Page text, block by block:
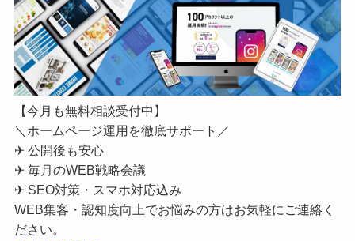
【今月も無料相談受付中】
＼ホームページ運用を徹底サポート／
✈ 公開後も安心
✈ 毎月のWEB戦略会議
✈ SEO対策・スマホ対応込み
WEB集客・認知度向上でお悩みの方はお気軽にご連絡く
ださい。